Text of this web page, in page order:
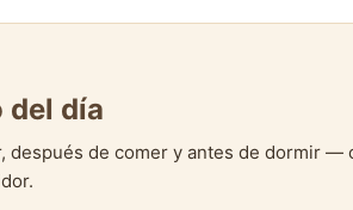
del día
después de comer y antes de dormir —